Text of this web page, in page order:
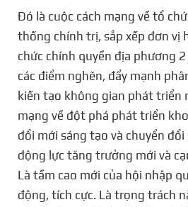
Đó là cuộc cách mạng về tổ
thống chính trị, sắp xếp đơn vị
chức chính quyền địa phương
các điểm nghẽn, đẩy mạnh
kiến tạo không gian phát triển
mạng về đột phá phát triển
đổi mới sáng tạo và chuyển
động lực tăng trưởng mới và
Là tầm cao mới của hội nhập
động, tích cực. Là trọng trách